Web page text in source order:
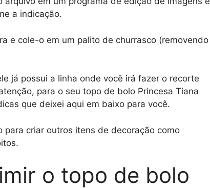
a indicação.
e cole-o em um palito de churrasco (removendo
já possui a linha onde você irá fazer o recorte
para o seu topo de bolo Princesa Tiana
que deixei aqui em baixo para você.
criar outros itens de decoração como
o topo de bolo